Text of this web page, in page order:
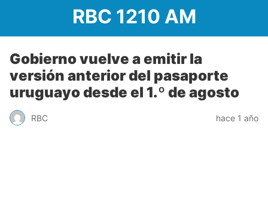
RBC 1210 AM
Gobierno vuelve a emitir la
versión anterior del pasaporte
uruguayo desde el 1.º de agosto
RBC hace 1 año